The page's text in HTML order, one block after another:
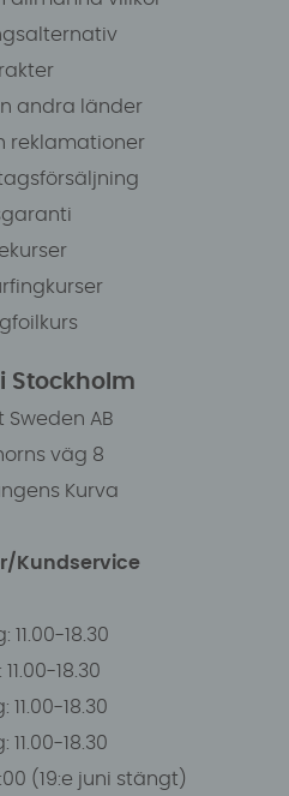
andra länder
reklamationer
Stockholm
Sweden AB
väg 8
Kurva
Kundservice
11.00-18.30
18.30
11.00-18.30
11.00-18.30
(19:e juni stängt)